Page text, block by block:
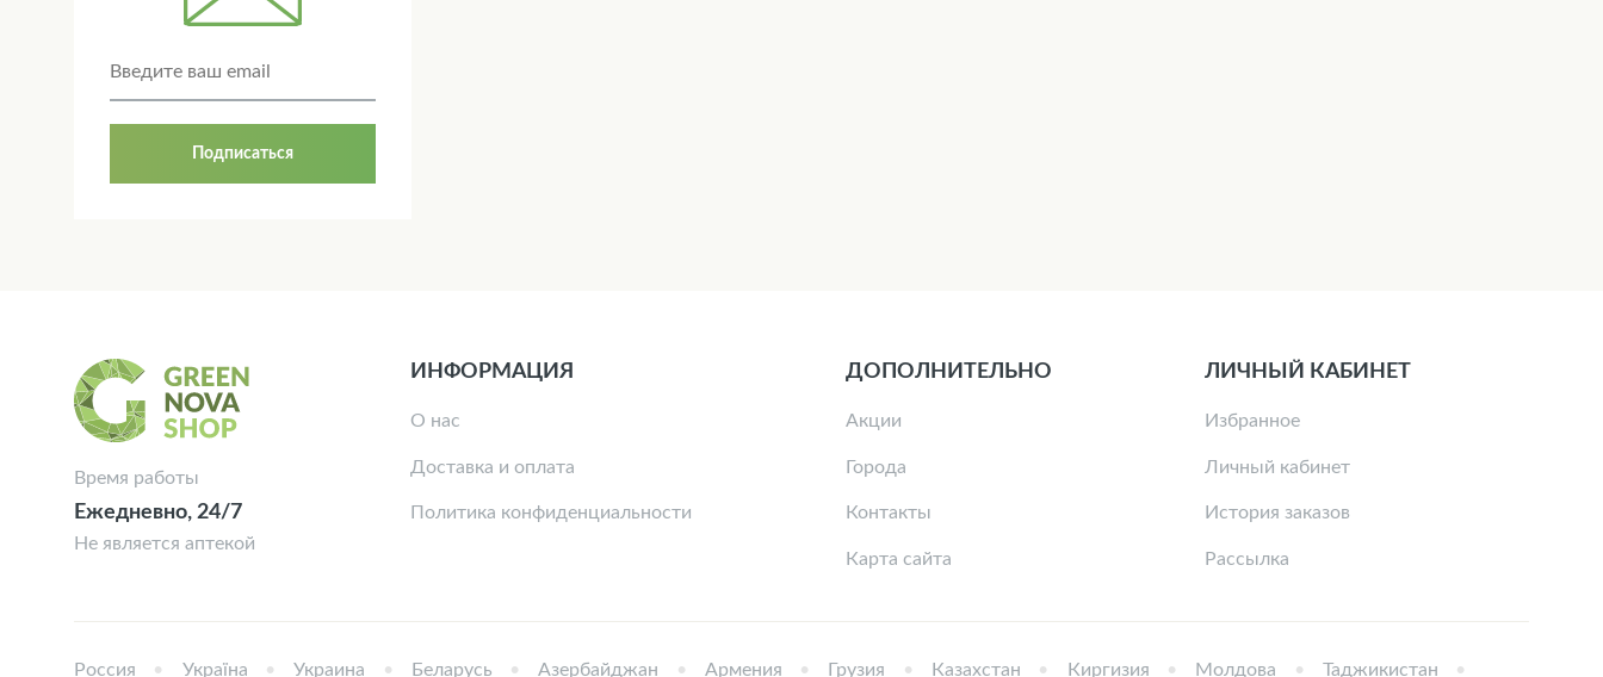
Подписаться
Время работы
Ежедневно, 24/7
Не является аптекой
ИНФОРМАЦИЯ
О нас
Доставка и оплата
Политика конфиденциальности
ДОПОЛНИТЕЛЬНО
Акции
Города
Контакты
Карта сайта
ЛИЧНЫЙ КАБИНЕТ
Избранное
Личный кабинет
История заказов
Рассылка
Россия Україна Украина Беларусь Азербайджан Армения Грузия Казахстан Киргизия Молдова Таджикистан